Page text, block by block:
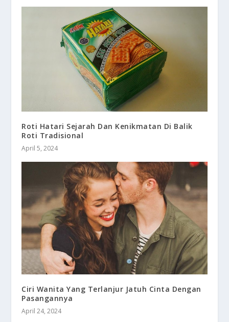
Roti Hatari Sejarah Dan Kenikmatan Di Balik
Roti Tradisional
April 5, 2024
Ciri Wanita Yang Terlanjur Jatuh Cinta Dengan
Pasangannya
April 24, 2024